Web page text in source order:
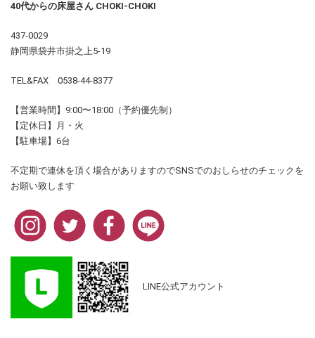
40代からの床屋さん CHOKI-CHOKI
437-0029
静岡県袋井市掛之上5-19
TEL&FAX 0538-44-8377
【営業時間】9:00〜18:00（予約優先制）
【定休日】月・火
【駐車場】6台
不定期で連休を頂く場合がありますのでSNSでのおしらせのチェックを
お願い致します
LINE公式アカウント